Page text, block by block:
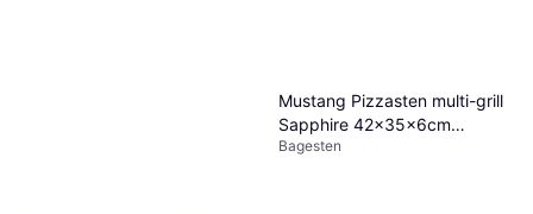
Mustang Pizzasten multi-grill
Sapphire 42x35x6cm
Bagesten
Bagesten